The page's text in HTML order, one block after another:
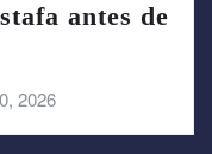
antes de
2026